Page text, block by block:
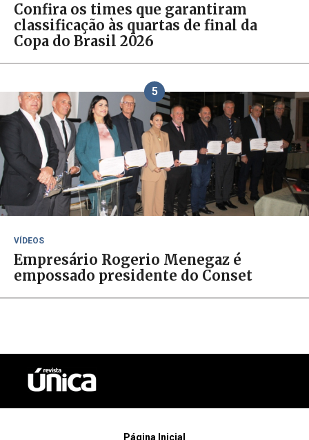
Confira os times que garantiram
classificação às quartas de final da
Copa do Brasil 2026
5
VÍDEOS
Empresário Rogerio Menegaz é
empossado presidente do Conset
Página Inicial